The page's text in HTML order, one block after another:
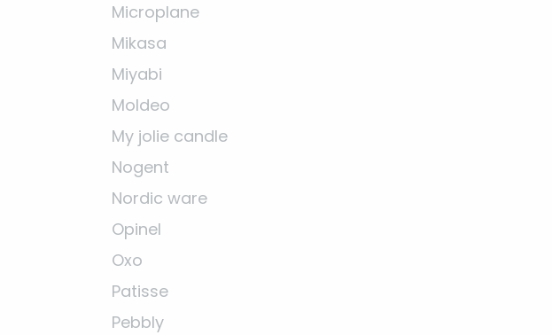
Microplane
Mikasa
Miyabi
Moldeo
My jolie candle
Nogent
Nordic ware
Opinel
Oxo
Patisse
Pebbly